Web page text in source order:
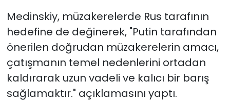
Medinskiy, müzakerelerde Rus tarafının
hedefine de değinerek, "Putin tarafından
önerilen doğrudan müzakerelerin amacı,
çatışmanın temel nedenlerini ortadan
kaldırarak uzun vadeli ve kalıcı bir barış
sağlamaktır." açıklamasını yaptı.